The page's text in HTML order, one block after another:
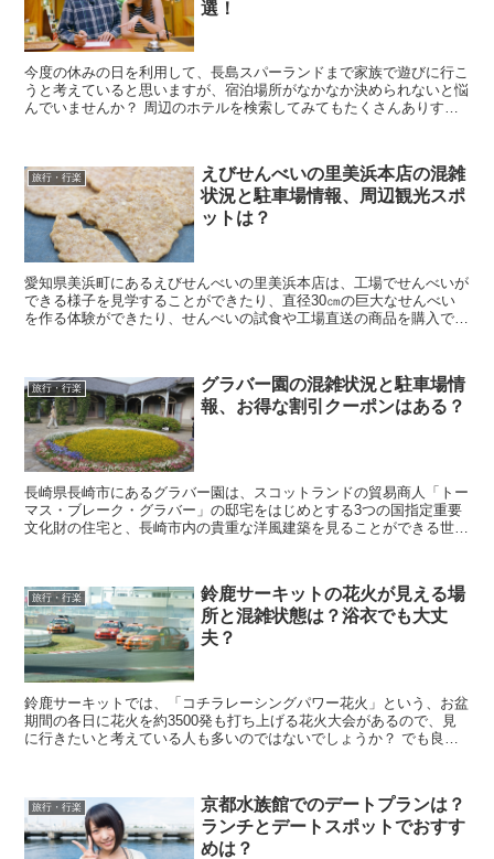
選！
今度の休みの日を利用して、長島スパーランドまで家族で遊びに行こ
うと考えていると思いますが、宿泊場所がなかなか決められないと悩
んでいませんか？ 周辺のホテルを検索してみてもたくさんありすぎ
旅行・行楽
えびせんべいの里美浜本店の混雑
状況と駐車場情報、周辺観光スポ
ットは？
愛知県美浜町にあるえびせんべいの里美浜本店は、工場でせんべいが
できる様子を見学することができたり、直径30㎝の巨大なせんべい
を作る体験ができたり、せんべいの試食や工場直送の商品を購入でき
旅行・行楽
グラバー園の混雑状況と駐車場情
報、お得な割引クーポンはある？
長崎県長崎市にあるグラバー園は、スコットランドの貿易商人「トー
マス・ブレーク・グラバー」の邸宅をはじめとする3つの国指定重要
文化財の住宅と、長崎市内の貴重な洋風建築を見ることができる世界
旅行・行楽
鈴鹿サーキットの花火が見える場
所と混雑状態は？浴衣でも大丈
夫？
鈴鹿サーキットでは、「コチラレーシングパワー花火」という、お盆
期間の各日に花火を約3500発も打ち上げる花火大会があるので、見
に行きたいと考えている人も多いのではないでしょうか？ でも良く
旅行・行楽
京都水族館でのデートプランは？
ランチとデートスポットでおすす
めは？